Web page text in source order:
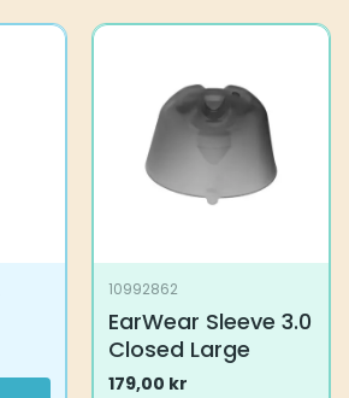
10992862
EarWear Sleeve 3.0
Closed Large
179,00 kr